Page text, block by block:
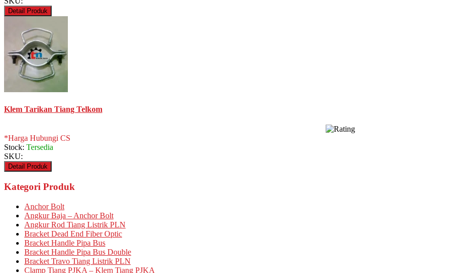
Detail Produk
Klem Tarikan Tiang Telkom
*Harga Hubungi CS
Stock: Tersedia
SKU:
Detail Produk
Kategori Produk
Anchor Bolt
Angkur Baja – Anchor Bolt
Angkur Rod Tiang Listrik PLN
Bracket Dead End Fiber Optic
Bracket Handle Pipa Bus
Bracket Handle Pipa Bus Double
Bracket Travo Tiang Listrik PLN
Clamp Tiang PJKA – Klem Tiang PJKA